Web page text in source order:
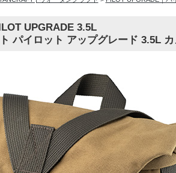
UPGRADE 3.5L
パイロット アップグレード 3.5L